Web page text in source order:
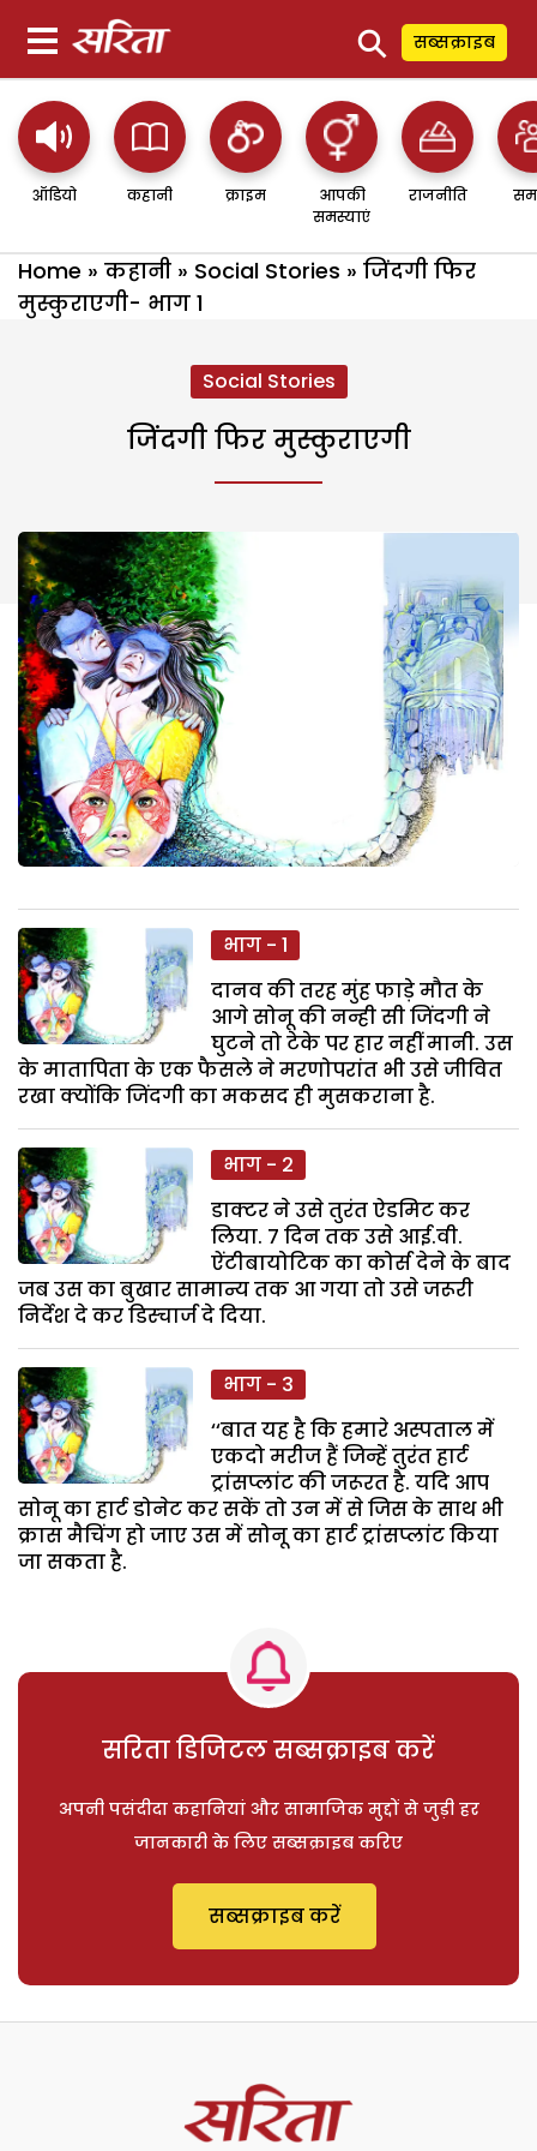
⚲ सब्सक्राइब
ऑडियो कहानी क्राइम
आपकी
समस्याएं
राजनीति
Home » कहानी » Social Stories » जिंदगी फिर
मुस्कुराएगी- भाग 1
Social Stories
जिंदगी फिर मुस्कुराएगी
भाग - 1
दानव की तरह मुंह फाड़े मौत के
आगे सोनू की नन्ही सी जिंदगी ने
घुटने तो टेके पर हार नहीं मानी. उस
के मातापिता के एक फैसले ने मरणोपरांत भी उसे जीवित
रखा क्योंकि जिंदगी का मकसद ही मुसकराना है.
भाग - 2
डाक्टर ने उसे तुरंत ऐडमिट कर
लिया. 7 दिन तक उसे आई.वी.
ऐंटीबायोटिक का कोर्स देने के बाद
जब उस का बुखार सामान्य तक आ गया तो उसे जरूरी
निर्देश दे कर डिस्चार्ज दे दिया.
भाग - 3
‘‘बात यह है कि हमारे अस्पताल में
एकदो मरीज हैं जिन्हें तुरंत हार्ट
ट्रांसप्लांट की जरूरत है. यदि आप
सोनू का हार्ट डोनेट कर सकें तो उन में से जिस के साथ भी
क्रास मैचिंग हो जाए उस में सोनू का हार्ट ट्रांसप्लांट किया
जा सकता है.
सरिता डिजिटल सब्सक्राइब करें
अपनी पसंदीदा कहानियां और सामाजिक मुद्दों से जुड़ी हर
जानकारी के लिए सब्सक्राइब करिए
सब्सक्राइब करें